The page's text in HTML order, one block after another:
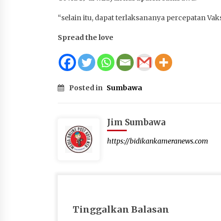
“selain itu, dapat terlaksananya percepatan
Spread the love
Posted in Sumbawa
Jim Sumbawa
https://bidikankameranews.com
Tinggalkan Balasan